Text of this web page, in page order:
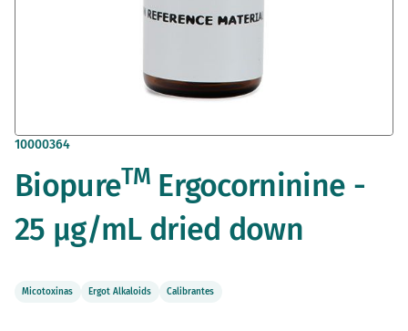
Saltar
comienzo
de
galería
10000364
BiopureTMErgocorninine -
25 µg/mL dried down
Micotoxinas Ergot Alkaloids Calibrantes